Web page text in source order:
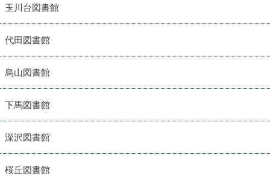
玉川台図書館
代田図書館
烏山図書館
下馬図書館
深沢図書館
桜丘図書館